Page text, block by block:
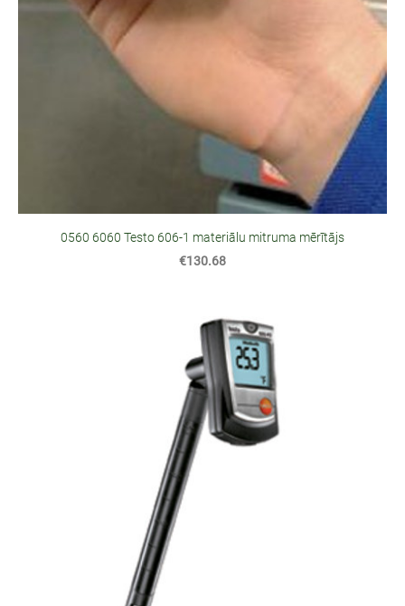
0560 6060 Testo 606-1 materiālu mitruma mērītājs
€130.68